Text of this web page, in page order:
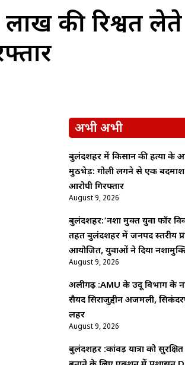
लाख की रिश्वत लेते
अभी अभी
बुलंदशहर में किसान की हत्या के
मुठभेड़: गोली लगने से एक
आरोपी गिरफ्तार
August 9, 2026
बुलंदशहर:’नशा मुक्त युवा फॉर
तहत बुलंदशहर में जनपद स्तरीय
आयोजित, युवाओं ने दिया
August 9, 2026
अलीगढ़ :AMU के उर्दू विभाग के
सैयद सिराजुद्दीन अजमली,
लहर
August 9, 2026
बुलंदशहर :कांवड़ यात्रा को